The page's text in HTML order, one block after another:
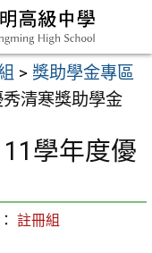
> 獎助學金專區
清寒獎助學金
學年度優
註冊組